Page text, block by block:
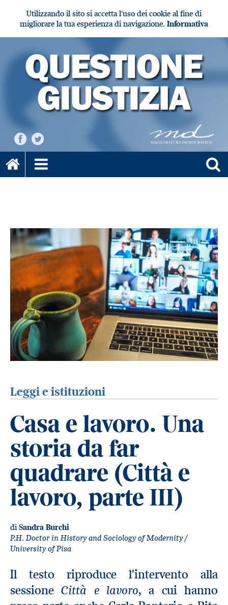
Utilizzando il sito si accetta l'uso dei cookie al fine di
migliorare la tua esperienza di navigazione. Informativa
Leggi e istituzioni
Casa e lavoro. Una
storia da far
quadrare (Città e
lavoro, parte III)
diSandra Burchi
P.H. Doctor in History and Sociology of Modernity /
University of Pisa
Il testo riproduce l'intervento alla
sessioneCittà e lavoro, a cui hanno